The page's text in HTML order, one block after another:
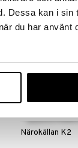
Dessa kan i sin
du har använt
Närokällan K2